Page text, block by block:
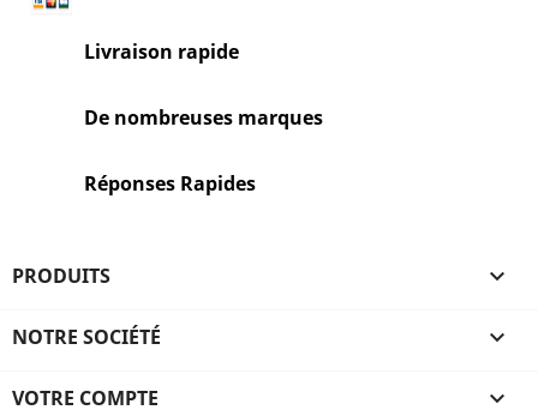
Livraison rapide
De nombreuses marques
Réponses Rapides
PRODUITS 
NOTRE SOCIÉTÉ 
VOTRE COMPTE 